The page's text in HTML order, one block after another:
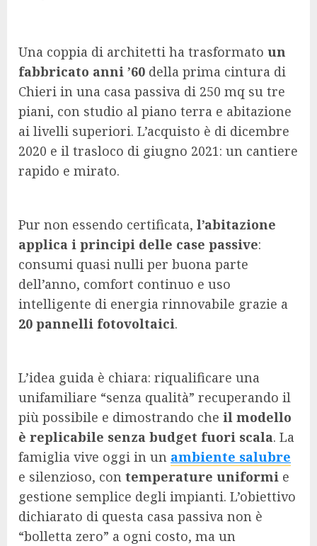
Una coppia di architetti ha trasformato un
fabbricato anni ’60 della prima cintura di
Chieri in una casa passiva di 250 mq su tre
piani, con studio al piano terra e abitazione
ai livelli superiori. L’acquisto è di dicembre
2020 e il trasloco di giugno 2021: un cantiere
rapido e mirato.
Pur non essendo certificata, l’abitazione
applica i principi delle case passive:
consumi quasi nulli per buona parte
dell’anno, comfort continuo e uso
intelligente di energia rinnovabile grazie a
20 pannelli fotovoltaici.
L’idea guida è chiara: riqualificare una
unifamiliare “senza qualità” recuperando il
più possibile e dimostrando che il modello
è replicabile senza budget fuori scala. La
famiglia vive oggi in un ambiente salubre
e silenzioso, con temperature uniformi e
gestione semplice degli impianti. L’obiettivo
dichiarato di questa casa passiva non è
“bolletta zero” a ogni costo, ma un